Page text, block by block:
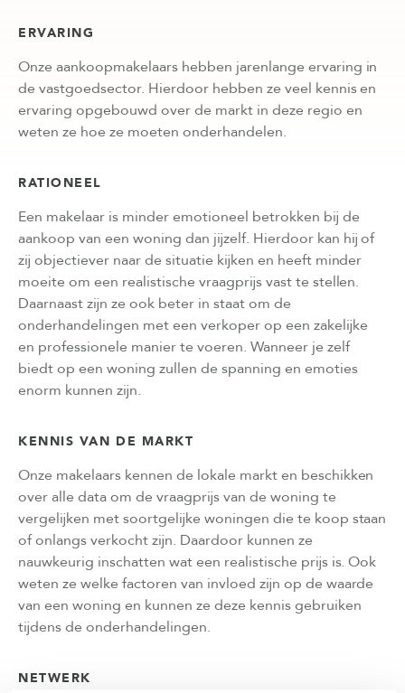
ERVARING
Onze aankoopmakelaars hebben jarenlange ervaring in
de vastgoedsector. Hierdoor hebben ze veel kennis en
ervaring opgebouwd over de markt in deze regio en
weten ze hoe ze moeten onderhandelen.
RATIONEEL
Een makelaar is minder emotioneel betrokken bij de
aankoop van een woning dan jijzelf. Hierdoor kan hij of
zij objectiever naar de situatie kijken en heeft minder
moeite om een realistische vraagprijs vast te stellen.
Daarnaast zijn ze ook beter in staat om de
onderhandelingen met een verkoper op een zakelijke
en professionele manier te voeren. Wanneer je zelf
biedt op een woning zullen de spanning en emoties
enorm kunnen zijn.
KENNIS VAN DE MARKT
Onze makelaars kennen de lokale markt en beschikken
over alle data om de vraagprijs van de woning te
vergelijken met soortgelijke woningen die te koop staan
of onlangs verkocht zijn. Daardoor kunnen ze
nauwkeurig inschatten wat een realistische prijs is. Ook
weten ze welke factoren van invloed zijn op de waarde
van een woning en kunnen ze deze kennis gebruiken
tijdens de onderhandelingen.
NETWERK